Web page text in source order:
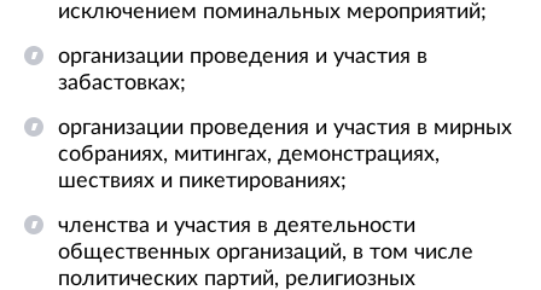
исключением поминальных мероприятий;
организации проведения и участия в
забастовках;
организации проведения и участия в мирных
собраниях, митингах, демонстрациях,
шествиях и пикетированиях;
членства и участия в деятельности
общественных организаций, в том числе
политических партий, религиозных